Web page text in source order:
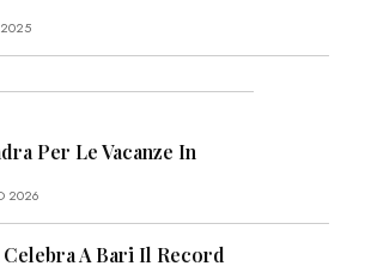
2025
Per Le Vacanze In
2026
A Bari Il Record